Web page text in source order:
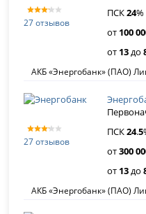
27 отзывов
ПСК24
от 100
от 13до
АКБ «Энергобанк» (ПАО)
27 отзывов
ПСК24.5
от300
от 13до
АКБ «Энергобанк» (ПАО)